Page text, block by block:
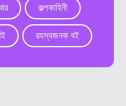
কল্পকাহিনী
রহস্যজনক বই